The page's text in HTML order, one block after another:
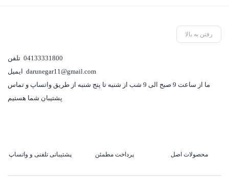
رفتن به بالا
04133331800
darunegar11@gmail.com
ما از ساعت 9 صبح الی 9 شب از شنبه تا پنج شنبه از طریق واتساپ و تماس
پشتیبان شما هستیم
پشتیبانی تلفنی و واتساپ پرداخت مطمئن محصولات اصل